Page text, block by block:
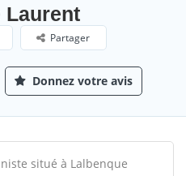
Laurent
Partager
Donnez votre avis
situé à Lalbenque